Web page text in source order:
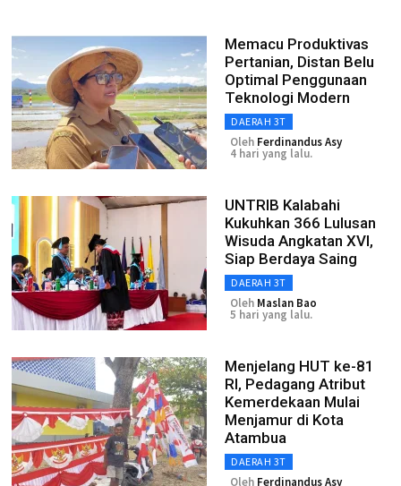
Memacu Produktivas
Pertanian, Distan Belu
Optimal Penggunaan
Teknologi Modern
DAERAH 3T
Oleh Ferdinandus Asy
4 hari yang lalu.
UNTRIB Kalabahi
Kukuhkan 366 Lulusan
Wisuda Angkatan XVI,
Siap Berdaya Saing
DAERAH 3T
Oleh Maslan Bao
5 hari yang lalu.
Menjelang HUT ke-81
RI, Pedagang Atribut
Kemerdekaan Mulai
Menjamur di Kota
Atambua
DAERAH 3T
Oleh Ferdinandus Asy